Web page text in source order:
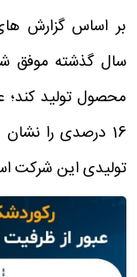
بر اساس گزارش
محصول تولید
16 درصدی را
تولیدی این شرکت